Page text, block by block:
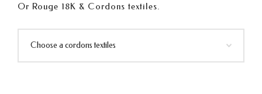
Or Rouge 18K & Cordons textiles.